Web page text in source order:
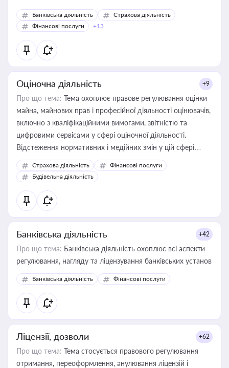
Банківська діяльність
Страхова діяльність
Фінансові послуги
+13
Оціночна діяльність +9
Про що тема: Тема охоплює правове регулювання оцінки
майна, майнових прав і професійної діяльності оцінювачів,
включно з кваліфікаційними вимогами, звітністю та
цифровими сервісами у сфері оціночної діяльності.
Відстеження нормативних і медійних змін у цій сфері
корисне для власника бізнесу, керівника, юриста або
бухгалтера під час оподаткування, приватизації, оренди
державного майна, корпоративних угод і перевірки
статусу суб'єктів оціночної діяльності
Страхова діяльність
Фінансові послуги
Будівельна діяльність
Банківська діяльність +42
Про що тема: Банківська діяльність охоплює всі аспекти
регулювання, нагляду та ліцензування банківських установ
Банківська діяльність Фінансові послуги
Ліцензії, дозволи +62
Про що тема: Тема стосується правового регулювання
отримання, переоформлення, анулювання ліцензій і